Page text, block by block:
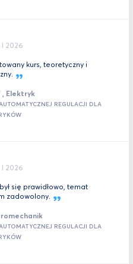
I 2026
kurs, teoretyczny i
Elektryk
REGULACJI DLA
I 2026
się prawidłowo, temat
zadowolony.
REGULACJI DLA